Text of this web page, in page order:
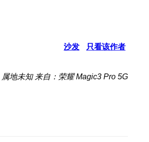
沙发 只看该作者
属地未知 来自：荣耀 Magic3 Pro 5G